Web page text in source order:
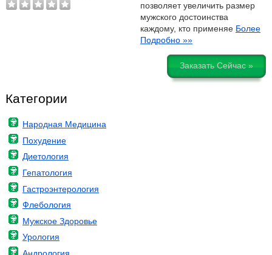
позволяет увеличить размер
мужского достоинства
каждому, кто применяе Более
Подробно »»
Заказать Сейчас »
Категории
Народная Медицина
Похудение
Диетология
Гепатология
Гастроэнтерология
Флебология
Мужское Здоровье
Урология